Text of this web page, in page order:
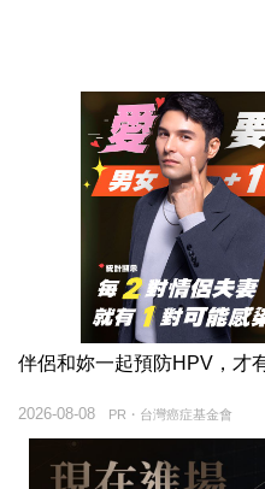
伴侶和妳一起預防HPV，才
PR・台灣癌症基金會
2026-08-08